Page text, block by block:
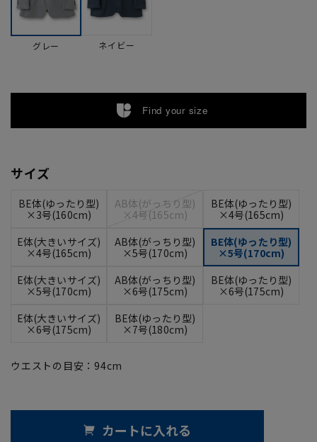
グレー ネイビー
Find your size
サイズ
BE体(ゆったり型)
×3号(160cm)
AB体(がっちり型)
×4号(165cm)
BE体(ゆったり型)
×4号(165cm)
E体(大きいサイズ)
×4号(165cm)
AB体(がっちり型)
×5号(170cm)
BE体(ゆったり型)
×5号(170cm)
E体(大きいサイズ)
×5号(170cm)
AB体(がっちり型)
×6号(175cm)
BE体(ゆったり型)
×6号(175cm)
E体(大きいサイズ)
×6号(175cm)
BE体(ゆったり型)
×7号(180cm)
ウエストの目安： 94cm
カートに入れる